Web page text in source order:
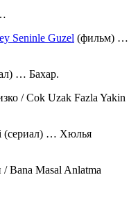
Seninle Guzel (фильм) …
… Бахар.
/ Cok Uzak Fazla Yakin
(сериал) … Хюлья
Bana Masal Anlatma